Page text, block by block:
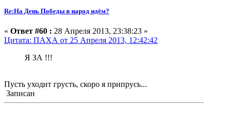
Re:На День Победы в народ идём?
« Ответ #60 : 28 Апреля 2013, 23:38:23 »
Цитата: ПАХА от 25 Апреля 2013, 12:42:42
Я ЗА !!!
Пусть уходит грусть, скоро я припрусь...
Записан